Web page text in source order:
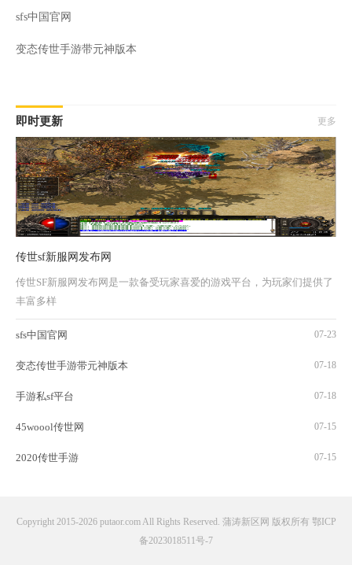
sfs中国官网
变态传世手游带元神版本
即时更新 更多
传世sf新服网发布网
传世SF新服网发布网是一款备受玩家喜爱的游戏平台，为玩家们提供了
丰富多样
sfs中国官网 07-23
变态传世手游带元神版本 07-18
手游私sf平台 07-18
45woool传世网 07-15
2020传世手游 07-15
Copyright 2015-2026 putaor.com All Rights Reserved. 蒲涛新区网 版权所有 鄂ICP
备2023018511号-7